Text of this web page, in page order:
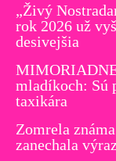
„Živý
rok 2026 už
desivejšia
mladíkoch: Sú
taxikára
Zomrela
zanechala